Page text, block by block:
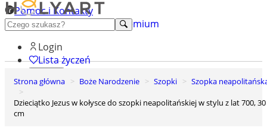
Pomoc i Kontakty
+48 222 922 860
Odkryj premium
Login
Lista życzeń
0
Strona główna Boże Narodzenie Szopki
Szopka
Dzieciątko Jezus w kołysce do szopki neapolitańskiej w stylu z lat 700, 30
cm